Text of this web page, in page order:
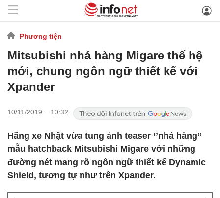
Phương tiện
Mitsubishi nhá hàng Migare thế hệ
mới, chung ngôn ngữ thiết kế với
Xpander
10/11/2019 - 10:32
Hãng xe Nhật vừa tung ảnh teaser ‘’nhá hàng’’
mẫu hatchback Mitsubishi Migare với những
đường nét mang rõ ngôn ngữ thiết kế Dynamic
Shield, tương tự như trên Xpander.